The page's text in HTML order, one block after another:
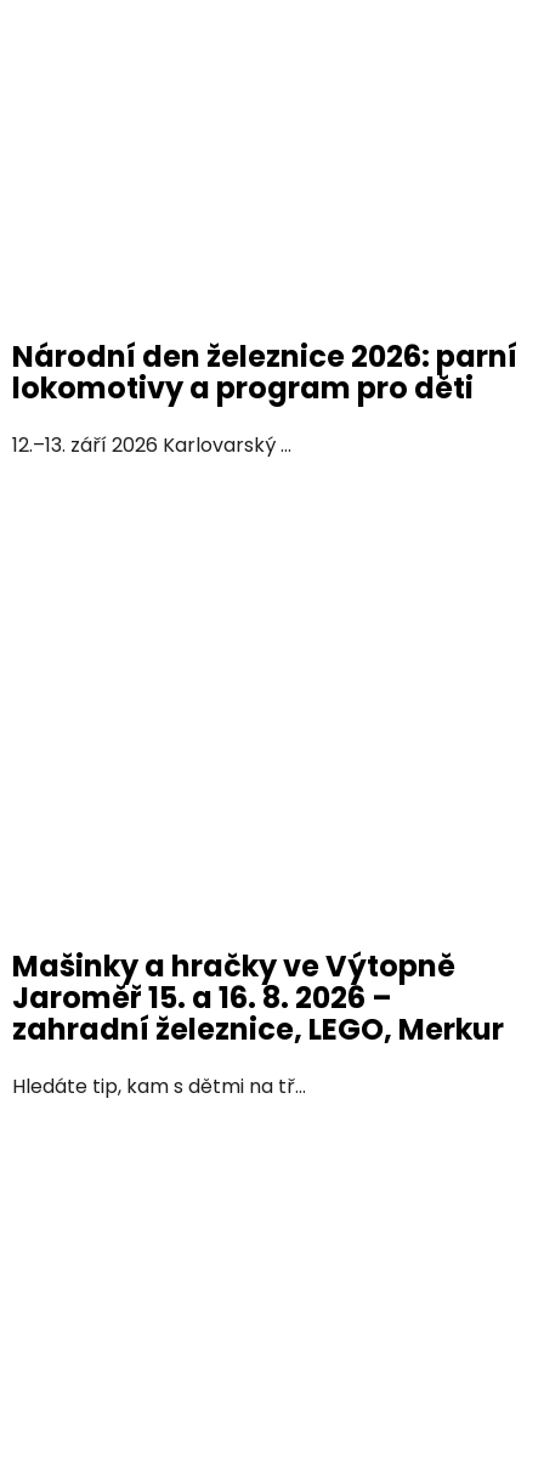
Národní den železnice 2026: parní
lokomotivy a program pro děti
12.–13. září 2026 Karlovarský ...
Mašinky a hračky ve Výtopně
Jaroměř 15. a 16. 8. 2026 –
zahradní železnice, LEGO, Merkur
Hledáte tip, kam s dětmi na tř...